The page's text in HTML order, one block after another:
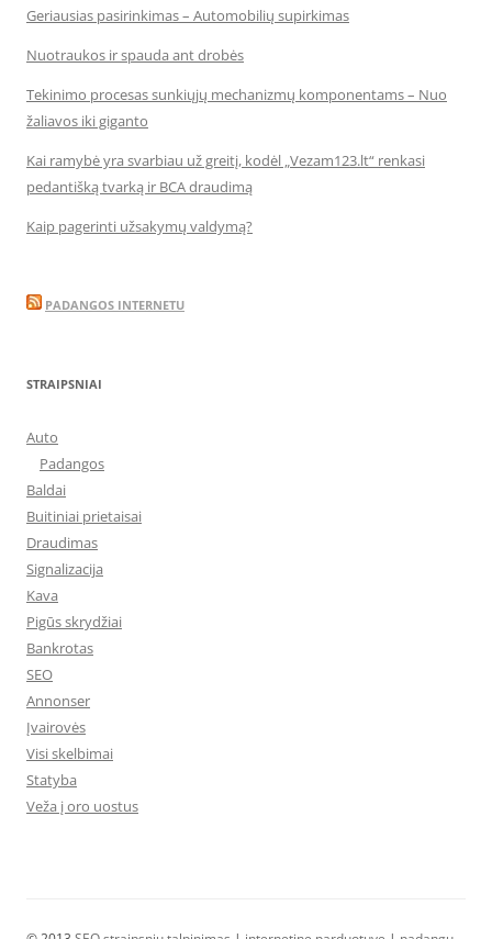
Geriausias pasirinkimas – Automobilių supirkimas
Nuotraukos ir spauda ant drobės
Tekinimo procesas sunkiųjų mechanizmų komponentams – Nuo
žaliavos iki giganto
Kai ramybė yra svarbiau už greitį, kodėl „Vezam123.lt“ renkasi
pedantišką tvarką ir BCA draudimą
Kaip pagerinti užsakymų valdymą?
PADANGOS INTERNETU
STRAIPSNIAI
Auto
Padangos
Baldai
Buitiniai prietaisai
Draudimas
Signalizacija
Kava
Pigūs skrydžiai
Bankrotas
SEO
Annonser
Įvairovės
Visi skelbimai
Statyba
Veža į oro uostus